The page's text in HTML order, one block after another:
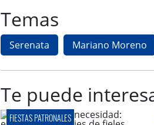
Temas
Serenata Mariano Moreno
Te puede
FIESTAS PATRONALES